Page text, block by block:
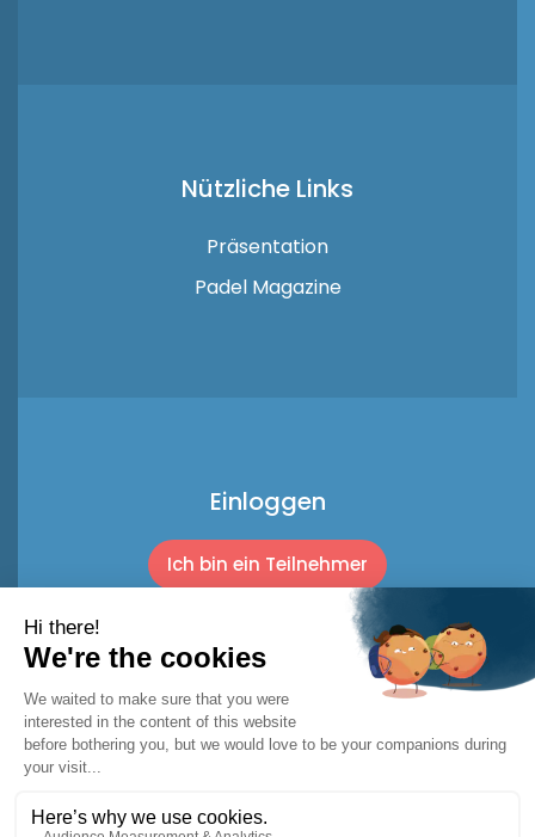
Nützliche Links
Präsentation
Padel Magazine
Einloggen
Ich bin ein Teilnehmer
Rechtliche Hinweise